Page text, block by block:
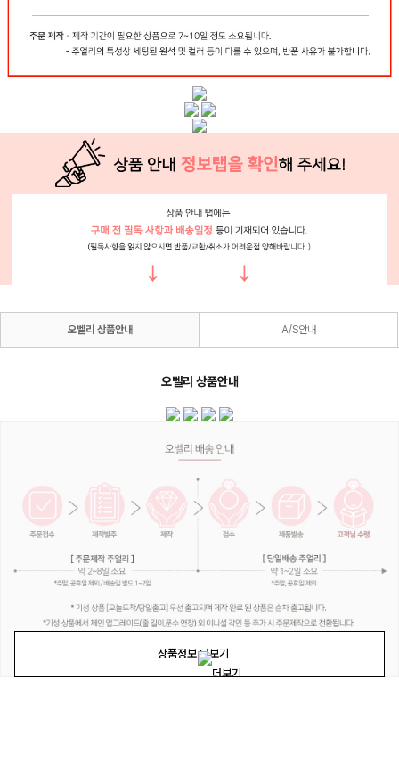
상품정보 더보기
오벨리 상품안내 A/S안내
오벨리 상품안내